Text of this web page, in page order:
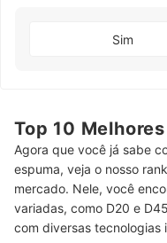
Sim
Top 10
Agora que você já sabe
espuma, veja o nosso
mercado. Nele, você
variadas, como D20 e
com diversas tecnologias